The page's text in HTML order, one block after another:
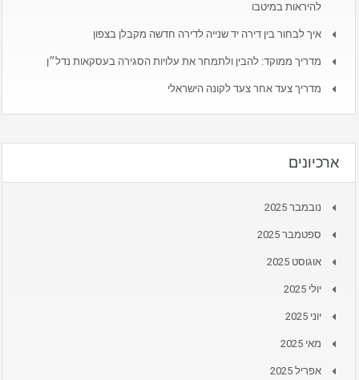
להיראות במיטבו
איך לבחור בין דירה יד שנייה לדירה חדשה מקבלן בצפון
מדריך ממוקד: להבין ולתמחר את עלויות הסגירה בעסקאות נדל״ן
מדריך צעד אחר צעד לקונה הישראלי
ארכיונים
נובמבר 2025
ספטמבר 2025
אוגוסט 2025
יולי 2025
יוני 2025
מאי 2025
אפריל 2025